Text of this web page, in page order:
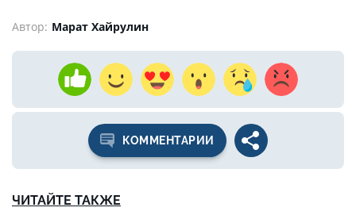
Автор: Марат Хайрулин
КОММЕНТАРИИ
ЧИТАЙТЕ ТАКЖЕ